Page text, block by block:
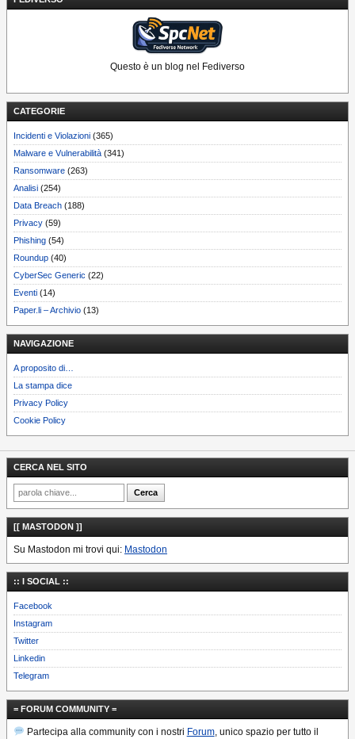
Questo è un blog nel Fediverso
CATEGORIE
Incidenti e Violazioni (365)
Malware e Vulnerabilità (341)
Ransomware (263)
Analisi (254)
Data Breach (188)
Privacy (59)
Phishing (54)
Roundup (40)
CyberSec Generic (22)
Eventi (14)
Paper.li – Archivio (13)
NAVIGAZIONE
A proposito di…
La stampa dice
Privacy Policy
Cookie Policy
CERCA NEL SITO
[[ MASTODON ]]
Su Mastodon mi trovi qui: Mastodon
:: I SOCIAL ::
Facebook
Instagram
Twitter
Linkedin
Telegram
= FORUM COMMUNITY =
Partecipa alla community con i nostri Forum, unico spazio per tutto il